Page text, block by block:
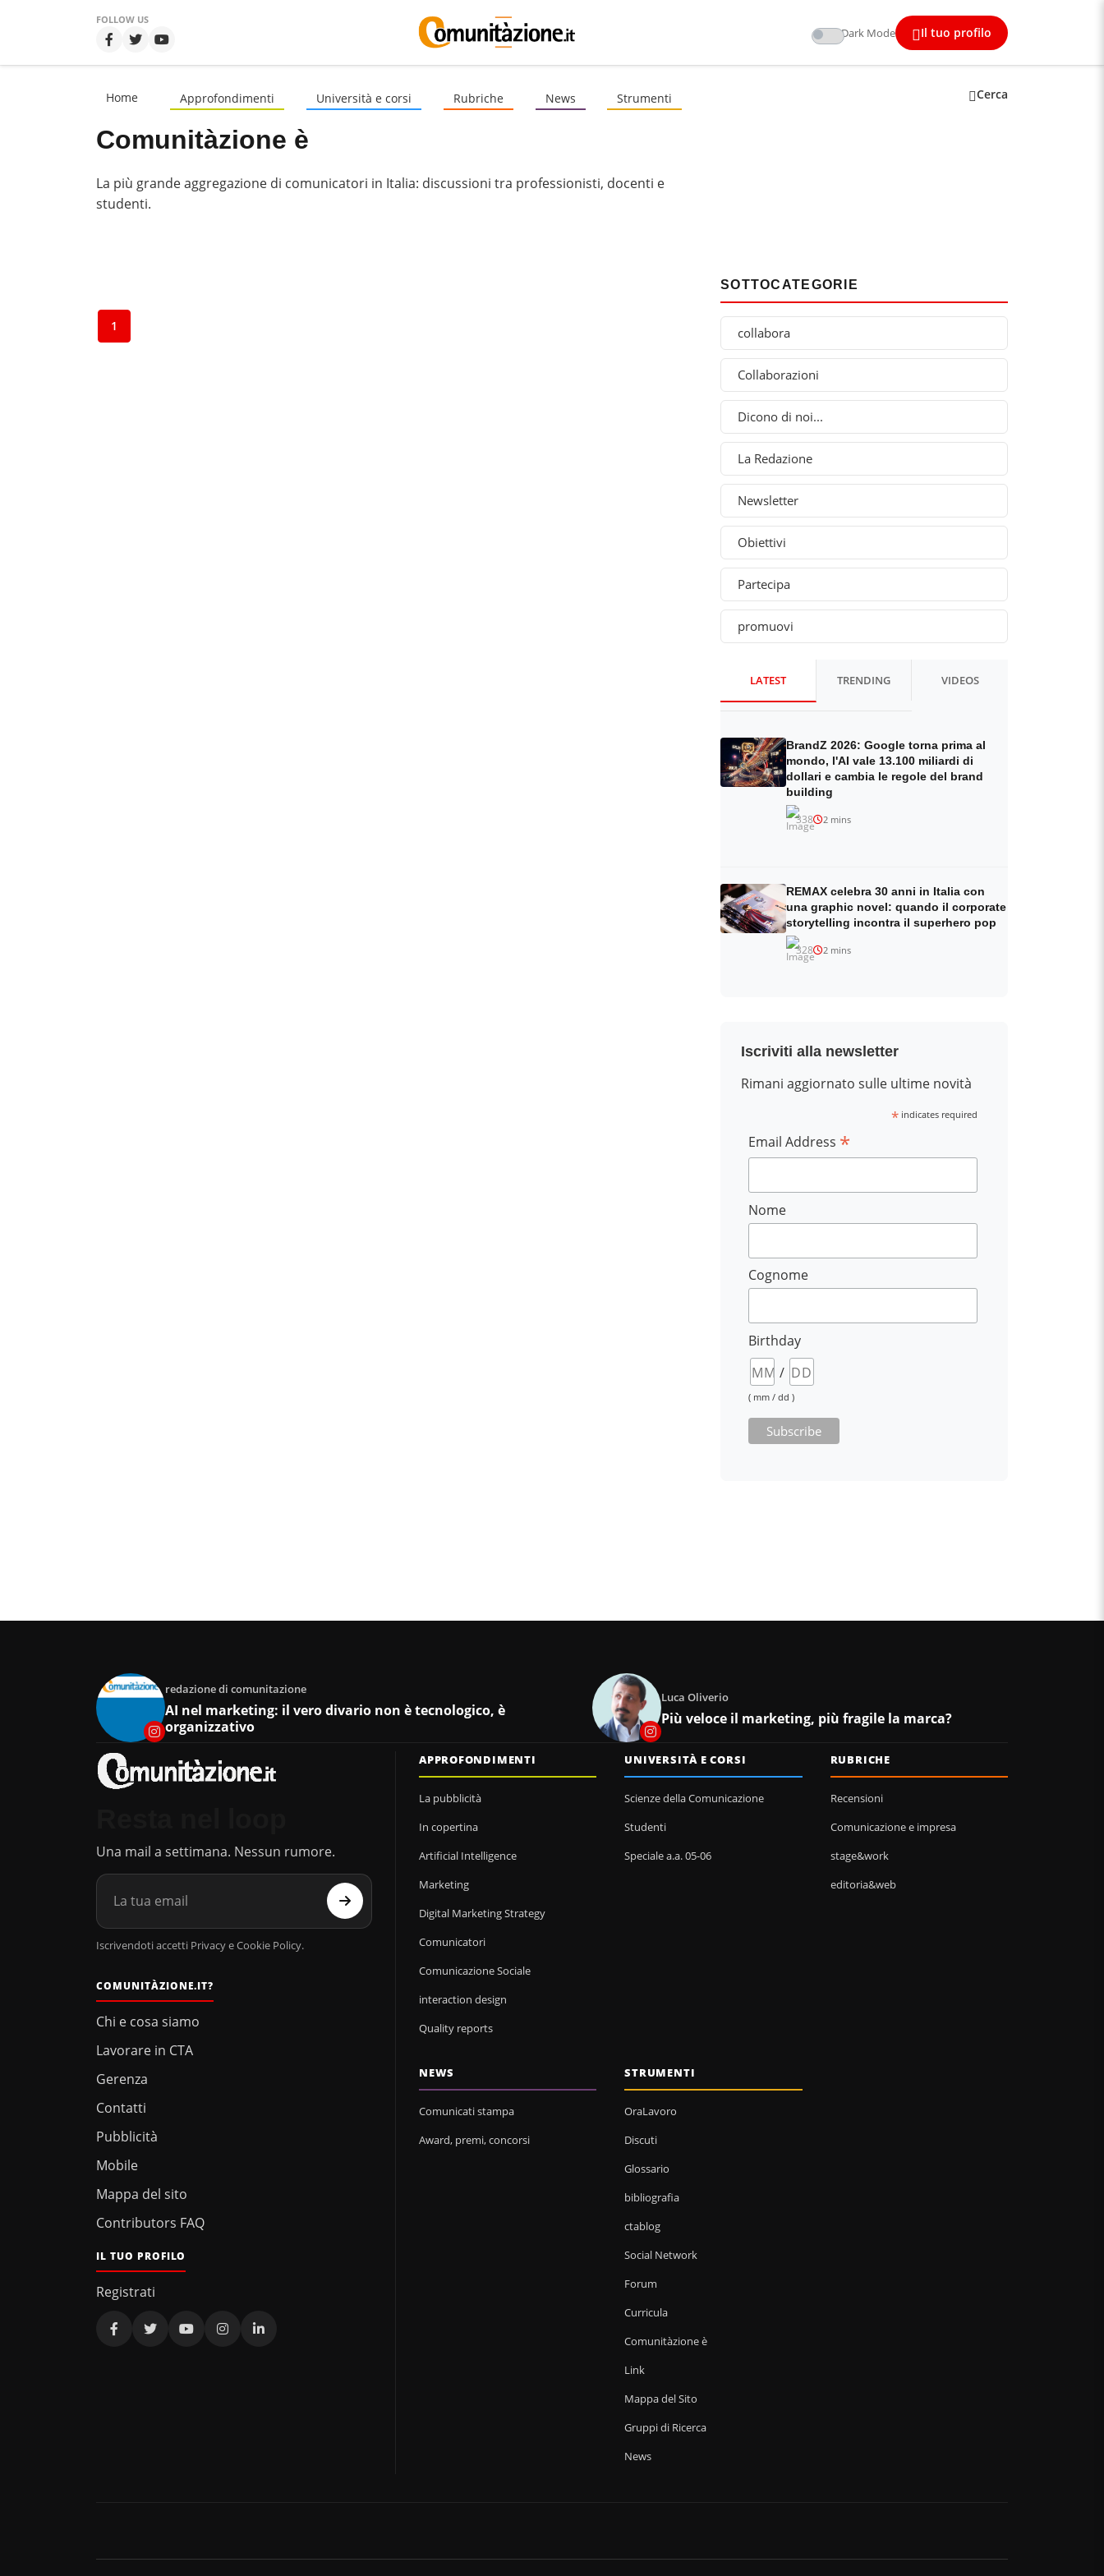
FOLLOW US
Dark Mode Il tuo profilo
Home Approfondimenti Università e corsi Rubriche News Strumenti Cerca
Comunitàzione è
La più grande aggregazione di comunicatori in Italia: discussioni tra professionisti, docenti e
studenti.
1
SOTTOCATEGORIE
collabora
Collaborazioni
Dicono di noi...
La Redazione
Newsletter
Obiettivi
Partecipa
promuovi
LATEST TRENDING VIDEOS
BrandZ 2026: Google torna prima al
mondo, l'AI vale 13.100 miliardi di
dollari e cambia le regole del brand
building
338 2 mins
REMAX celebra 30 anni in Italia con
una graphic novel: quando il corporate
storytelling incontra il superhero pop
328 2 mins
Iscriviti alla newsletter
Rimani aggiornato sulle ultime novità
* indicates required
Email Address *
Nome
Cognome
Birthday
/
( mm / dd )
redazione di comunitazione
AI nel marketing: il vero divario non è tecnologico, è
organizzativo
Luca Oliverio
Più veloce il marketing, più fragile la marca?
Una mail a settimana. Nessun rumore.
Iscrivendoti accetti Privacy e Cookie Policy.
COMUNITÀZIONE.IT?
Chi e cosa siamo
Lavorare in CTA
Gerenza
Contatti
Pubblicità
Mobile
Mappa del sito
Contributors FAQ
IL TUO PROFILO
Registrati
APPROFONDIMENTI
La pubblicità
In copertina
Artificial Intelligence
Marketing
Digital Marketing Strategy
Comunicatori
Comunicazione Sociale
interaction design
Quality reports
UNIVERSITÀ E CORSI
Scienze della Comunicazione
Studenti
Speciale a.a. 05-06
RUBRICHE
Recensioni
Comunicazione e impresa
stage&work
editoria&web
NEWS
Comunicati stampa
Award, premi, concorsi
STRUMENTI
OraLavoro
Discuti
Glossario
bibliografia
ctablog
Social Network
Forum
Curricula
Comunitàzione è
Link
Mappa del Sito
Gruppi di Ricerca
News